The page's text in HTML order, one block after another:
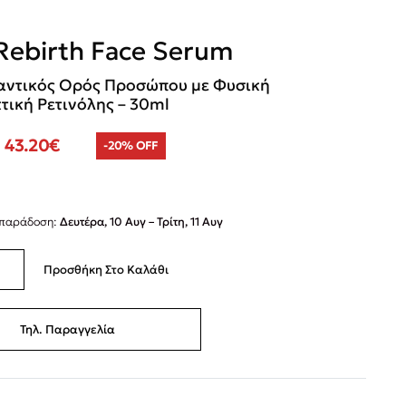
Face Serum
Ορός Προσώπου με Φυσική
Ρετινόλης – 30ml
43.20€ -20% OFF
Δευτέρα, 10 Αυγ – Τρίτη, 11 Αυγ
Προσθήκη Στο Καλάθι
Τηλ. Παραγγελία